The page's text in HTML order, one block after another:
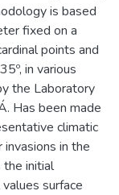
is based
fixed on a
points and
in various
the Laboratory
Has been made
climatic
in the
the initial
surface